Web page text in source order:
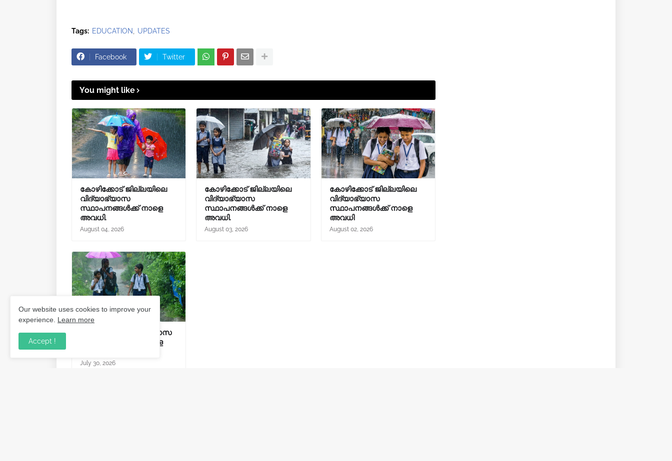
Tags: EDUCATION UPDATES
Facebook Twitter
You might like
കോഴിക്കോട് ജില്ലയിലെ
വിദ്യാഭ്യാസ
സ്ഥാപനങ്ങൾക്ക് നാളെ
അവധി.
August 04, 2026
കോഴിക്കോട് ജില്ലയിലെ
വിദ്യാഭ്യാസ
സ്ഥാപനങ്ങൾക്ക് നാളെ
അവധി.
August 03, 2026
കോഴിക്കോട് ജില്ലയിലെ
വിദ്യാഭ്യാസ
സ്ഥാപനങ്ങൾക്ക് നാളെ
അവധി
August 02, 2026
കനത്ത മഴ; വിദ്യാഭ്യാസ
സ്ഥാപനങ്ങൾക്ക് നാളെ
July 30, 2026
Our website uses cookies to improve your
experience. Learn more
Accept !